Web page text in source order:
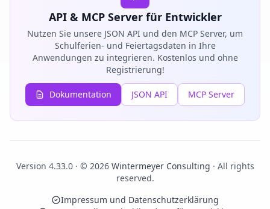
API & MCP Server für Entwickler
Nutzen Sie unsere JSON API und den MCP Server, um
Schulferien- und Feiertagsdaten in Ihre
Anwendungen zu integrieren. Kostenlos und ohne
Registrierung!
Dokumentation JSON API MCP Server
Version 4.33.0 · © 2026 Wintermeyer Consulting · All rights
reserved.
Impressum und Datenschutzerklärung